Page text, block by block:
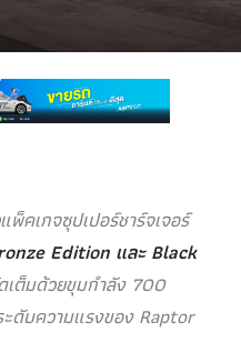
คเกจซุปเปอร์ชาร์จเจอร์
Edition และ Black
เต็มด้วยขุมกําลัง 700
ดับความแรงของ Raptor